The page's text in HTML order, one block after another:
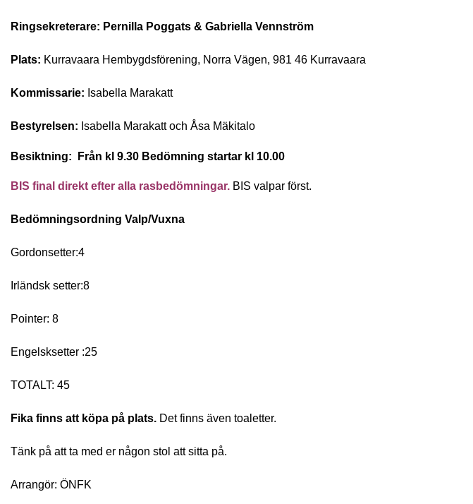
Ringsekreterare: Pernilla Poggats & Gabriella Vennström
Plats: Kurravaara Hembygdsförening, Norra Vägen, 981 46 Kurravaara
Kommissarie: Isabella Marakatt
Bestyrelsen: Isabella Marakatt och Åsa Mäkitalo
Besiktning: Från kl 9.30 Bedömning startar kl 10.00
BIS final direkt efter alla rasbedömningar. BIS valpar först.
Bedömningsordning Valp/Vuxna
Gordonsetter:4
Irländsk setter:8
Pointer: 8
Engelsksetter :25
TOTALT: 45
Fika finns att köpa på plats. Det finns även toaletter.
Tänk på att ta med er någon stol att sitta på.
Arrangör: ÖNFK